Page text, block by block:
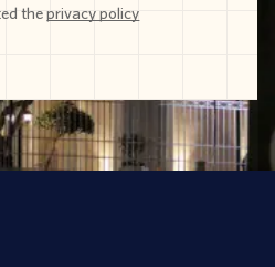
theprivacy policy